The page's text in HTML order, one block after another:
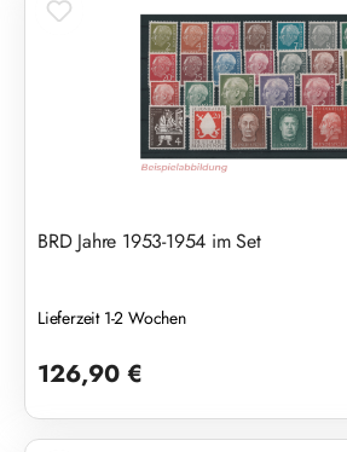
BRD Jahre 1953-1954 im Set
Lieferzeit 1-2 Wochen
126,90 €